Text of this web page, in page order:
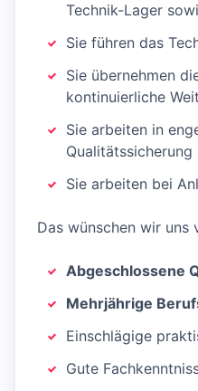
Technik-Lager
Sie führen das
Sie übernehmen
kontinuierliche
Sie arbeiten in
Qualitätssicherung
Sie arbeiten bei
Das wünschen wir uns
Abgeschlossene
Mehrjährige
Einschlägige
Gute